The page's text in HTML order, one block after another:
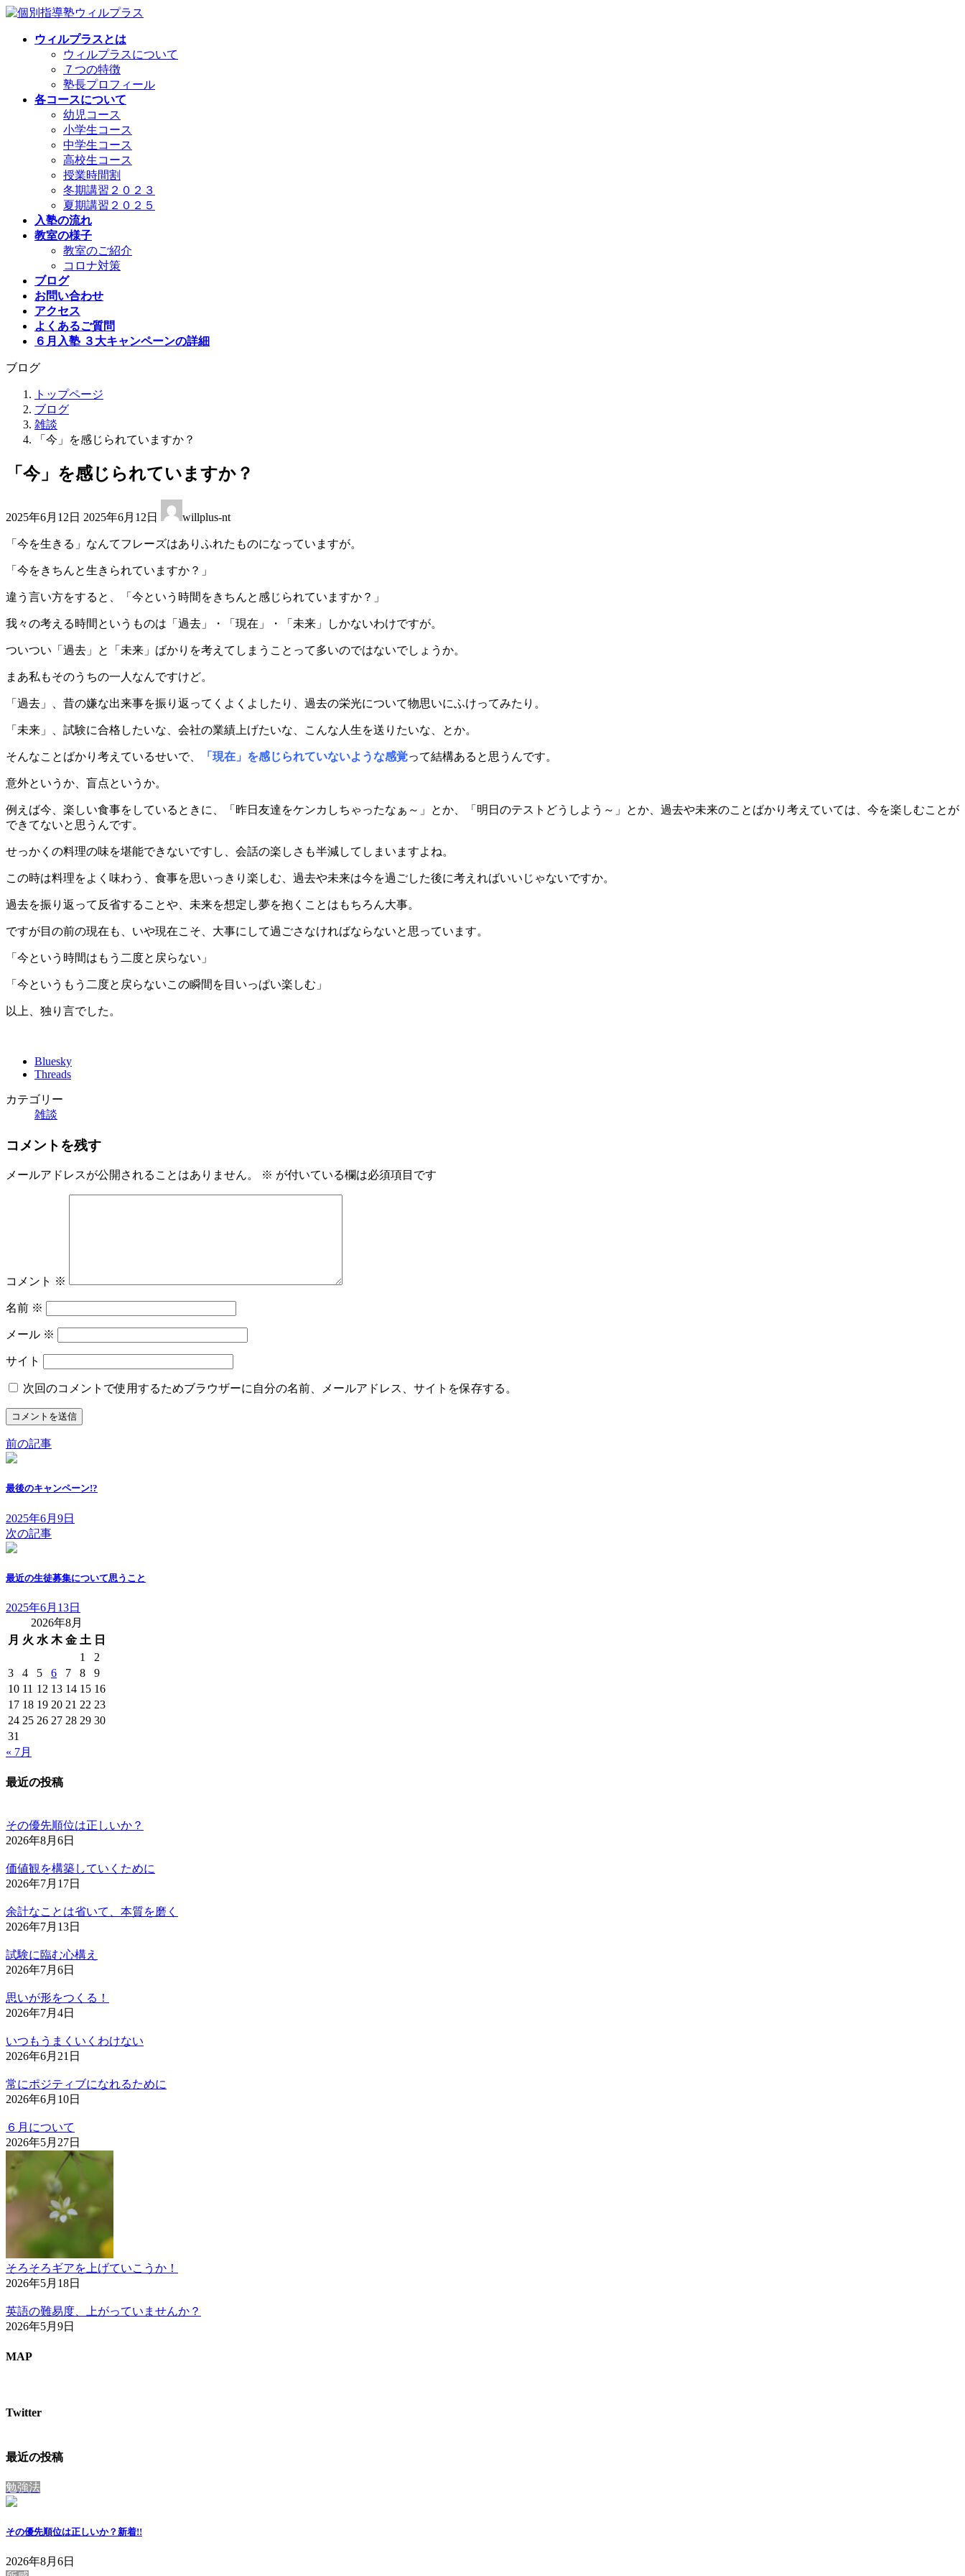
コ
ナ
ウィルプラスとは
ウィルプラスについて
７つの特徴
塾長プロフィール
各コースについて
幼児コース
小学生コース
中学生コース
高校生コース
授業時間割
冬期講習２０２３
夏期講習２０２５
入塾の流れ
教室の様子
教室のご紹介
コロナ対策
ブログ
お問い合わせ
アクセス
よくあるご質問
６月入塾 ３大キャンペーンの詳細
ブログ
トップページ
ブログ
雑談
「今」を感じられていますか？
「今」を感じられていますか？
2025年6月12日 終
新
日
:
2025年6月12日 willplus-nt
「今を生きる」なんてフレーズはありふれたものになっていますが。
「今をきちんと生きられていますか？」
違う言い方をすると、「今という時間をきちんと感じられていますか？」
我々の考える時間というものは「過去」・「現在」・「未来」しかないわけですが。
ついつい「過去」と「未来」ばかりを考えてしまうことって多いのではないでしょうか。
まあ私もそのうちの一人なんですけど。
「過去」、昔の嫌な出来事を振り返ってくよくよしたり、過去の栄光について物思いにふけってみたり。
「未来」、試験に合格したいな、会社の業績上げたいな、こんな人生を送りたいな、とか。
そんなことばかり考えているせいで、 「現在」を感じられていないような感覚って結構あると思うんです。
意外というか、盲点というか。
例えば今、楽しい食事をしているときに、「昨日友達をケンカしちゃったなぁ～」とか、「明日のテストどうしよう～」とか、過去や未来のことばかり考えていては、今を楽しむことが
できてないと思うんです。
せっかくの料理の味を堪能できないですし、会話の楽しさも半減してしまいますよね。
この時は料理をよく味わう、食事を思いっきり楽しむ、過去や未来は今を過ごした後に考えればいいじゃないですか。
過去を振り返って反省することや、未来を想定し夢を抱くことはもちろん大事。
ですが目の前の現在も、いや現在こそ、大事にして過ごさなければならないと思っています。
「今という時間はもう二度と戻らない」
「今というもう二度と戻らないこの瞬間を目いっぱい楽しむ」
以上、独り言でした。
Bluesky
Threads
カテゴリー
雑談
コメントを残す
メールアドレスが公開されることはありません。 ※ が付いている欄は必須項目です
コメント ※
名前 ※
メール ※
サイト
次回のコメントで使用するためブラウザーに自分の名前、メールアドレス、サイトを保存する。
前の記事
最後のキャンペーン!?
2025年6月9日
次の記事
最近の生徒募集について思うこと
2025年6月13日
2026年8月
月 火 水 木 金 土 日
1
2
3
4 5 6 7 8
9
10 11 12 13 14 15 16
17 18 19 20 21 22 23
24 25 26 27 28 29 30
31
« 7月
最近の投稿
その優先順位は正しいか？
2026年8月6日
価値観を構築していくために
2026年7月17日
余計なことは省いて、本質を磨く
2026年7月13日
試験に臨む心構え
2026年7月6日
思いが形をつくる！
2026年7月4日
いつもうまくいくわけない
2026年6月21日
常にポジティブになれるために
2026年6月10日
６月について
2026年5月27日
そろそろギアを上げていこうか！
2026年5月18日
英語の難易度、上がっていませんか？
2026年5月9日
MAP
Twitter
最近の投稿
勉強法
その優先順位は正しいか？ 新着!!
2026年8月6日